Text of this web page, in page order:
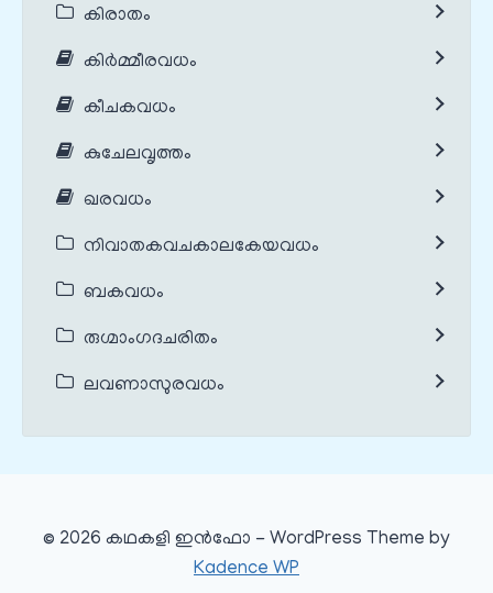
കിരാതം
കിർമ്മീരവധം
കീചകവധം
കുചേലവൃത്തം
ഖരവധം
നിവാതകവചകാലകേയവധം
ബകവധം
രുഗ്മാംഗദചരിതം
ലവണാസുരവധം
© 2026 കഥകളി ഇൻഫോ - WordPress Theme by
Kadence WP